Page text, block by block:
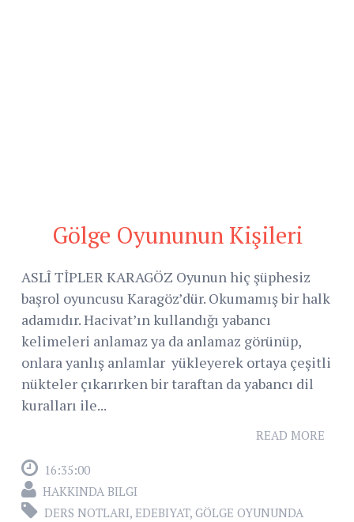
Gölge Oyununun Kişileri
ASLÎ TİPLER KARAGÖZ Oyunun hiç şüphesiz
başrol oyuncusu Karagöz’dür. Okumamış bir halk
adamıdır. Hacivat’ın kullandığı yabancı
kelimeleri anlamaz ya da anlamaz görünüp,
onlara yanlış anlamlar yükleyerek ortaya çeşitli
nükteler çıkarırken bir taraftan da yabancı dil
kuralları ile...
READ MORE
16:35:00
HAKKINDA BILGI
DERS NOTLARI, EDEBIYAT, GÖLGE OYUNUNDA